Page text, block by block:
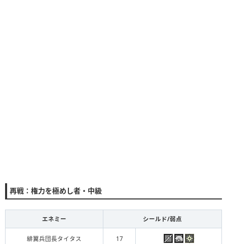
再戦：権力を極めし者・中級
エネミー シールド/弱点
緋翼兵団長タイタス 17